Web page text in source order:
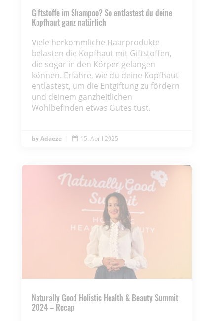
Giftstoffe im Shampoo? So entlastest du deine
Kopfhaut ganz natürlich
Viele herkömmliche Haarprodukte
belasten die Kopfhaut mit Giftstoffen,
die sogar in den Körper gelangen
können. Erfahre, wie du deine Kopfhaut
entlastest, um die Entgiftung zu fördern
und deinem ganzheitlichen
Wohlbefinden etwas Gutes tust.
Adaeze |  15. April 2025
Naturally Good Holistic Health & Beauty Summit
2024 – Recap